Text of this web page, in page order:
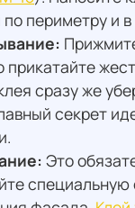
периметру и
прикатайте
сразу же
секрет
Это
специальную